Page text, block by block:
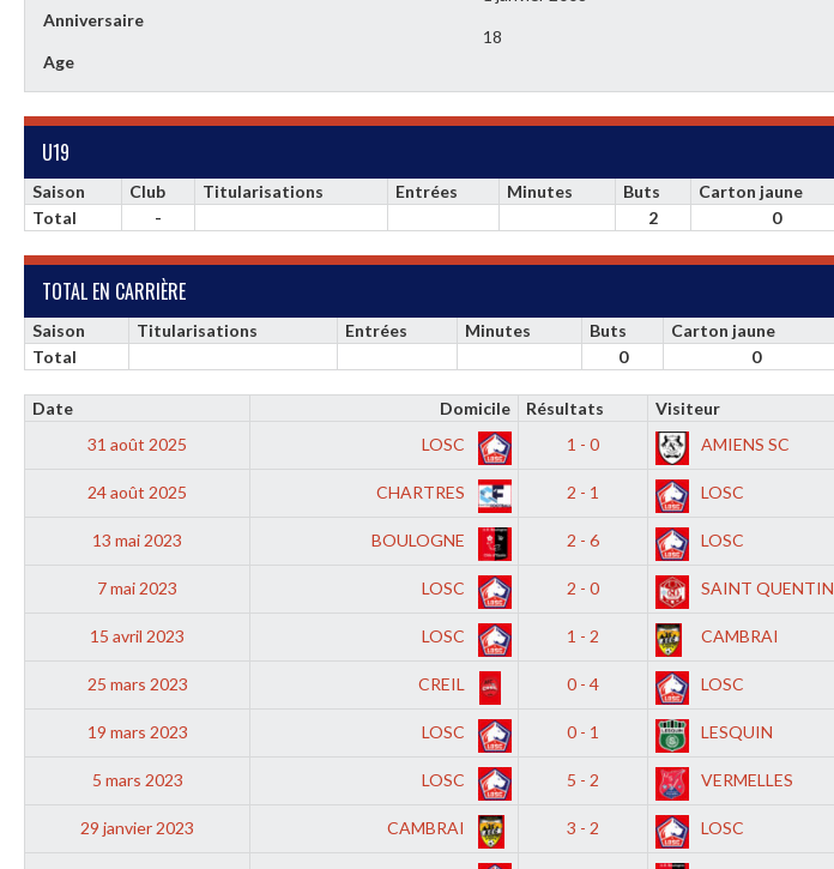
Anniversaire
Age
18
U19
Saison Club Titularisations Entrées Minutes Buts Carton jaune
Total
- 2 0
TOTAL EN CARRIÈRE
Saison Titularisations Entrées Minutes Buts Carton jaune
Total
0 0
Date Domicile Résultats Visiteur
31 août 2025
LOSC 1 - 0 AMIENS SC
24 août 2025 CHARTRES 2 - 1 LOSC
13 mai 2023 BOULOGNE 2 - 6 LOSC
7 mai 2023 LOSC 2 - 0 SAINT QUENTIN
15 avril 2023 LOSC 1 - 2 CAMBRAI
25 mars 2023 CREIL 0 - 4 LOSC
19 mars 2023 LOSC 0 - 1 LESQUIN
5 mars 2023 LOSC 5 - 2 VERMELLES
29 janvier 2023 CAMBRAI 3 - 2 LOSC